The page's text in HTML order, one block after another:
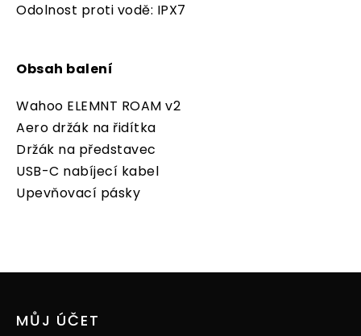
Odolnost proti vodě: IPX7
Obsah balení
Wahoo ELEMNT ROAM v2
Aero držák na řidítka
Držák na představec
USB-C nabíjecí kabel
Upevňovací pásky
MŮJ ÚČET